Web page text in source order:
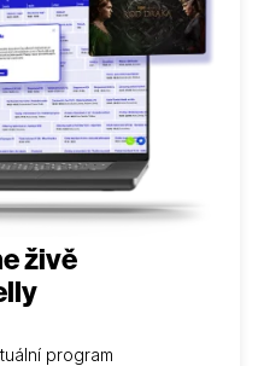
živě
program